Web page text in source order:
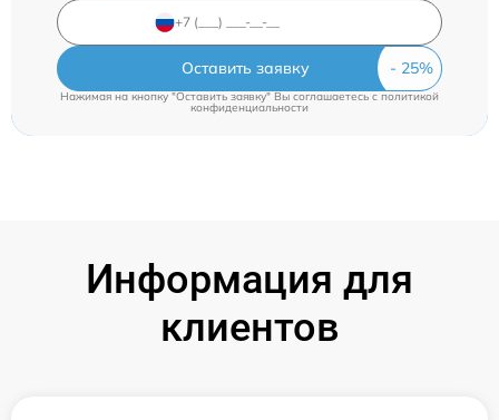
Оставить заявку
Нажимая на кнопку "Оставить заявку" Вы соглашаетесь cполитикой
конфиденциальности
Информация для
клиентов